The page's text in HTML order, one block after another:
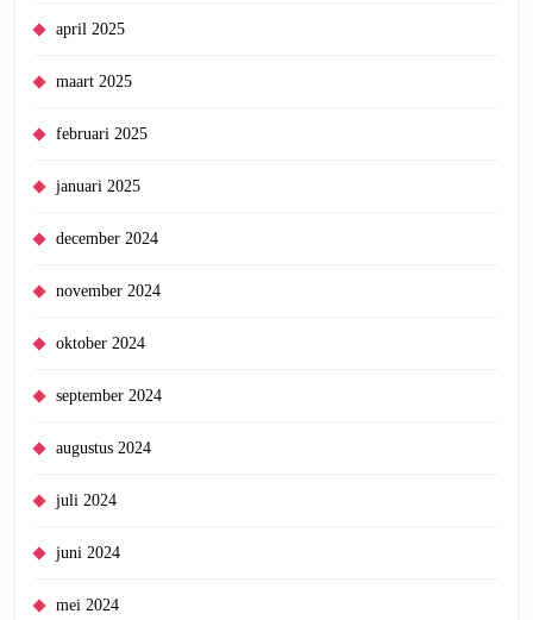
april 2025
maart 2025
februari 2025
januari 2025
december 2024
november 2024
oktober 2024
september 2024
augustus 2024
juli 2024
juni 2024
mei 2024